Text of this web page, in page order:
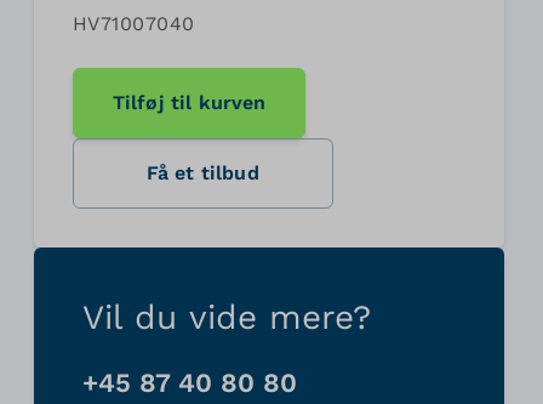
HV71007040
Tilføj til kurven
Få et tilbud
Vil du vide mere?
+45 87 40 80 80